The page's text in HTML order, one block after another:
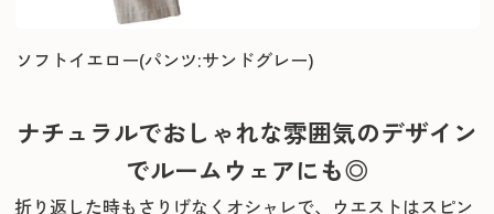
ソフトイエロー(パンツ:サンドグレー)
ナチュラルでおしゃれな雰囲気のデザイン
でルームウェアにも◎
折り返した時もさりげなくオシャレで、ウエストはスピン